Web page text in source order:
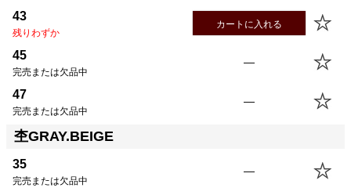
43
残りわずか
カートに入れる
45
完売または欠品中
—
47
完売または欠品中
—
杢GRAY.BEIGE
35
完売または欠品中
—